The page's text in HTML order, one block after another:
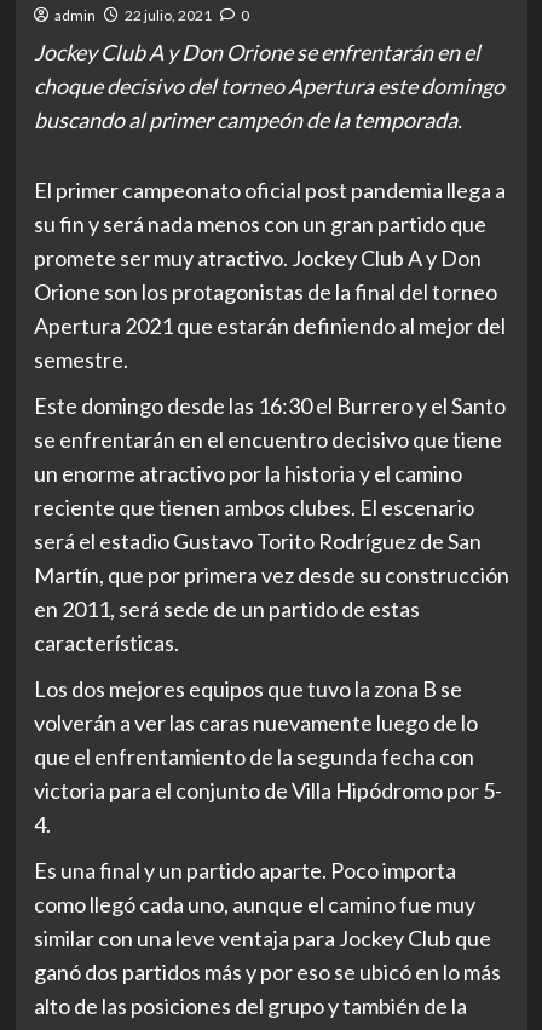
admin 22 julio, 2021 0
Jockey Club A y Don Orione se enfrentarán en el
choque decisivo del torneo Apertura este domingo
buscando al primer campeón de la temporada.
El primer campeonato oficial post pandemia llega a
su fin y será nada menos con un gran partido que
promete ser muy atractivo. Jockey Club A y Don
Orione son los protagonistas de la final del torneo
Apertura 2021 que estarán definiendo al mejor del
semestre.
Este domingo desde las 16:30 el Burrero y el Santo
se enfrentarán en el encuentro decisivo que tiene
un enorme atractivo por la historia y el camino
reciente que tienen ambos clubes. El escenario
será el estadio Gustavo Torito Rodríguez de San
Martín, que por primera vez desde su construcción
en 2011, será sede de un partido de estas
características.
Los dos mejores equipos que tuvo la zona B se
volverán a ver las caras nuevamente luego de lo
que el enfrentamiento de la segunda fecha con
victoria para el conjunto de Villa Hipódromo por 5-
4.
Es una final y un partido aparte. Poco importa
como llegó cada uno, aunque el camino fue muy
similar con una leve ventaja para Jockey Club que
ganó dos partidos más y por eso se ubicó en lo más
alto de las posiciones del grupo y también de la